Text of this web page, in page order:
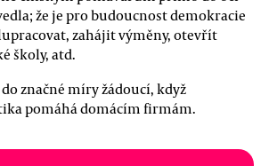
že je pro budoucnost demokracie
zahájit výměny, otevřít
školy, atd.
značné míry žádoucí, když
pomáhá domácím firmám.